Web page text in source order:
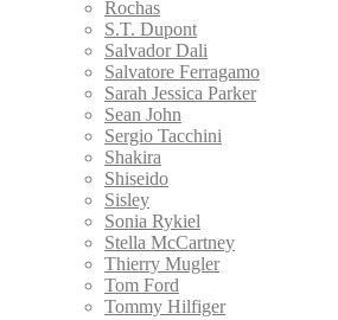
Rochas
S.T. Dupont
Salvador Dali
Salvatore Ferragamo
Sarah Jessica Parker
Sean John
Sergio Tacchini
Shakira
Shiseido
Sisley
Sonia Rykiel
Stella McCartney
Thierry Mugler
Tom Ford
Tommy Hilfiger